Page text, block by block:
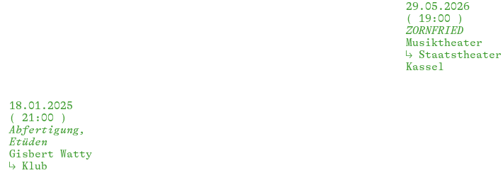
29.05.2026
19:00
ZORNFRIED
Musiktheater
Staatstheater
Kassel
18.01.2025
21:00
Abfertigung,
Etüden
Gisbert Watty
Klub